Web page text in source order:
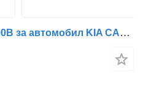
Амортисьор S0K55F28700B за автомобил KIA CARNIVAL